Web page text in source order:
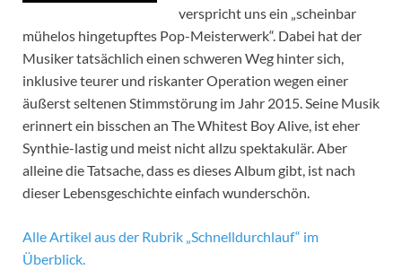
verspricht uns ein „scheinbar
mühelos hingetupftes Pop-Meisterwerk“. Dabei hat der
Musiker tatsächlich einen schweren Weg hinter sich,
inklusive teurer und riskanter Operation wegen einer
äußerst seltenen Stimmstörung im Jahr 2015. Seine Musik
erinnert ein bisschen an The Whitest Boy Alive, ist eher
Synthie-lastig und meist nicht allzu spektakulär. Aber
alleine die Tatsache, dass es dieses Album gibt, ist nach
dieser Lebensgeschichte einfach wunderschön.
Alle Artikel aus der Rubrik „Schnelldurchlauf“ im
Überblick.